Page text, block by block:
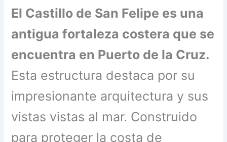
El Castillo de San Felipe es una
antigua fortaleza costera que se
encuentra en Puerto de la Cruz.
Esta estructura destaca por su
impresionante arquitectura y sus
vistas vistas al mar. Construido
para proteger la costa de